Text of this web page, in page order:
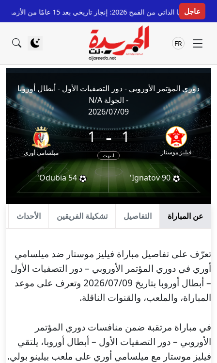
عاجل
سوريا الذاتي من القمح 2026: إنجاز تاريخي بعد 15 عامًا من الأزمة قبل 9 ساعات
FR
دوري المؤتمر الأوروبي - دور التصفيات الأول - أبطال أوروبا
- الجولة N/A
2026/07/09
فيليز موستار
1
-
1
انتهت ميلسامي أوري
Ignatov90'
Odubia 54'
عن المباراة التفاصيل تشكيلة الفريقين الأحداث
تعرّف على تفاصيل مباراة فيليز موستار ضد ميلسامي
أوري في دوري المؤتمر الأوروبي – دور التصفيات الأول
– أبطال أوروبا بتاريخ 2026/07/09 وتعرف على موعد
المباراة، والملعب، والقنوات الناقلة.
في مباراة مرتقبة ضمن منافسات دوري المؤتمر
الأوروبي – دور التصفيات الأول – أبطال أوروبا، يلتقي
فيليز موستار مع ميلسامي أوري على ملعب بيلينو بولي.